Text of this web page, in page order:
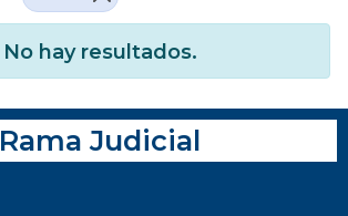
No hay resultados.
Rama Judicial